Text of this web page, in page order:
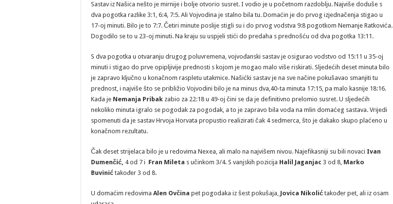
Sastav iz Našica nešto je mirnije i bolje otvorio susret. I vodio je u početnom razdoblju. Najviše doduše s
dva pogotka razlike 3:1, 6:4, 7:5. Ali Vojvodina je stalno bila tu. Domaćin je do prvog izjednačenja stigao u
17-oj minuti. Bilo je to 7:7. Četiri minute poslije stigli su i do prvog vodstva 9:8 pogotkom Nemanje Ratkovića.
Dogodilo se to u 23-oj minuti. Na kraju su uspjeli stići do predaha s prednošću od dva pogotka 13:11.
S dva pogotka u otvaranju drugog poluvremena, vojvođanski sastav je osigurao vodstvo od 15:11 u 35-oj
minuti i stigao do prve opipljivije prednosti s kojom je mogao malo više riskirati. Sljedećih deset minuta bilo
je zapravo ključno u konačnom raspletu utakmice. Našićki sastav je na sve načine pokušavao smanjiti tu
prednost, i najviše što se približio Vojvodini bilo je na minus dva,40-ta minuta 17:15, pa malo kasnije 18:16.
Kada je Nemanja Pribak zabio za 22:18 u 49-oj čini se da je definitivno prelomio susret. U sljedećih
nekoliko minuta igralo se pogodak za pogodak, a to je zapravo bila voda na mlin domaćeg sastava. Vrijedi
spomenuti da je sastav Hrvoja Horvata propustio realizirati čak 4 sedmerca, što je dakako skupo plaćeno u
konačnom rezultatu.
Čak deset strijelaca bilo je u redovima Nexea, ali malo na najvišem nivou. Najefikasniji su bili novaci Ivan
Dumenčić, 4 od 7 i Fran Mileta s učinkom 3/4. S vanjskih pozicija Halil Jaganjac 3 od 8, Marko
Buvinić također 3 od 8.
U domaćim redovima Alen Ovčina pet pogodaka iz šest pokušaja, Jovica Nikolić također pet, ali iz osam